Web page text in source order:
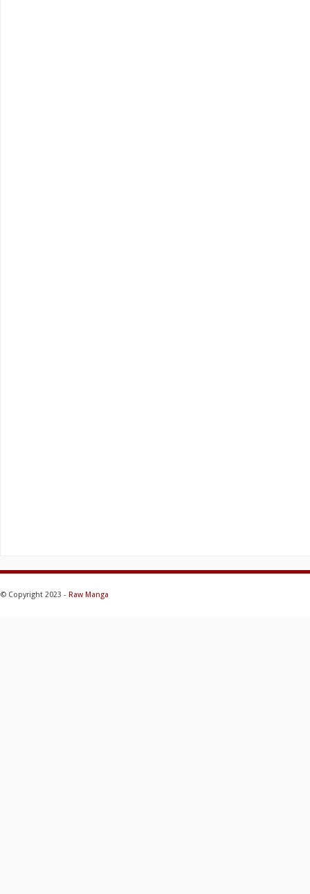
© Copyright 2023 - Raw Manga